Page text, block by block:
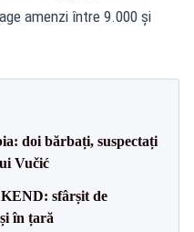
amenzi între 9.000 și
doi bărbați, suspectați
Vučić
sfârșit de
în țară